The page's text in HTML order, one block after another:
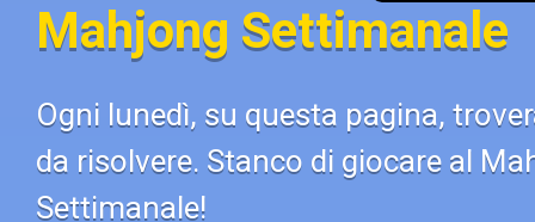
Mahjong Settimanale
Ogni lunedì, su questa pagina,
da risolvere. Stanco di giocare al
Settimanale!